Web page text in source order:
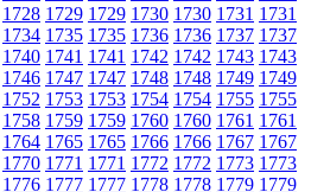
1728 1729 1729 1730 1730 1731 1731
1734 1735 1735 1736 1736 1737 1737
1740 1741 1741 1742 1742 1743 1743
1746 1747 1747 1748 1748 1749 1749
1752 1753 1753 1754 1754 1755 1755
1758 1759 1759 1760 1760 1761 1761
1764 1765 1765 1766 1766 1767 1767
1770 1771 1771 1772 1772 1773 1773
1776 1777 1777 1778 1778 1779 1779